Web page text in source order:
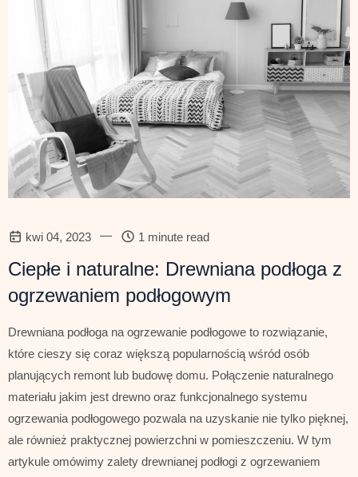
kwi 04, 2023 — 1 minute read
Ciepłe i naturalne: Drewniana podłoga z
ogrzewaniem podłogowym
Drewniana podłoga na ogrzewanie podłogowe to rozwiązanie,
które cieszy się coraz większą popularnością wśród osób
planujących remont lub budowę domu. Połączenie naturalnego
materiału jakim jest drewno oraz funkcjonalnego systemu
ogrzewania podłogowego pozwala na uzyskanie nie tylko pięknej,
ale również praktycznej powierzchni w pomieszczeniu. W tym
artykule omówimy zalety drewnianej podłogi z ogrzewaniem